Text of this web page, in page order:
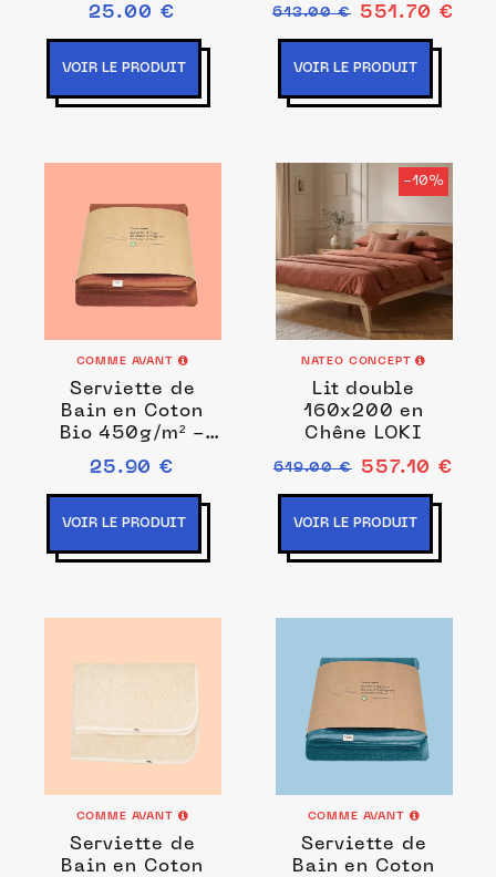
25.00 €
VOIR LE PRODUIT
613.00 € 551.70 €
VOIR LE PRODUIT
COMME AVANT
Serviette de
Bain en Coton
Bio 450g/m² -
Plage & Toilette
Terracotta
25.90 €
VOIR LE PRODUIT
-10%
NATEO CONCEPT
Lit double
160x200 en
Chêne LOKI
619.00 € 557.10 €
VOIR LE PRODUIT
COMME AVANT
Serviette de
Bain en Coton
COMME AVANT
Serviette de
Bain en Coton